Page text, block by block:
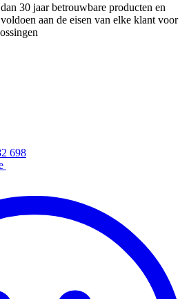
30 jaar betrouwbare producten en
aan de eisen van elke klant voor
698